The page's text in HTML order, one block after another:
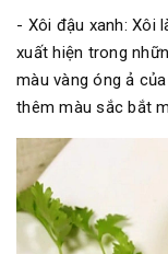
- Xôi đậu xanh: Xôi
xuất hiện trong
màu vàng óng ả
thêm màu sắc bắt